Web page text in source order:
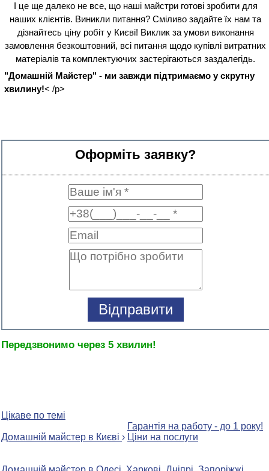
І це ще далеко не все, що наші майстри готові зробити для
наших клієнтів. Виникли питання? Сміливо задайте їх нам та
дізнайтесь ціну робіт у Києві! Виклик за умови виконання
замовлення безкоштовний, всі питання щодо купівлі витратних
матеріалів та комплектуючих застерігаються заздалегідь.
"Домашній Майстер" - ми завжди підтримаємо у скрутну
хвилину!< /p>
Оформіть заявку?
Передзвонимо через 5 хвилин!
Цікаве по темі
Домашній майстер в Києві ›
Гарантія на работу - до 1 року!
Ціни на послуги